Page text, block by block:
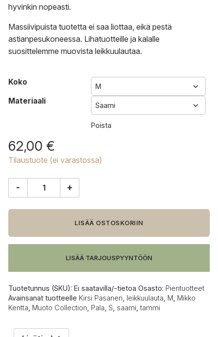
hyvinkin nopeasti.
Massiivipuista tuotetta ei saa liottaa, eikä pestä
astianpesukoneessa. Lihatuotteille ja kalalle
suosittelemme muovista leikkuulautaa.
Koko
Materiaali
Poista
62,00 €
Tilaustuote (ei varastossa)
Pala
määrä
- +
LISÄÄ OSTOSKORIIN
LISÄÄ TARJOUSPYYNTÖÖN
Tuotetunnus (SKU): Ei saatavilla/-tietoa Osasto: Pientuotteet
Avainsanat tuotteelle Kirsi Pasanen leikkuulauta M Mikko
Kentta Muoto Collection Pala S saarni ,tammi